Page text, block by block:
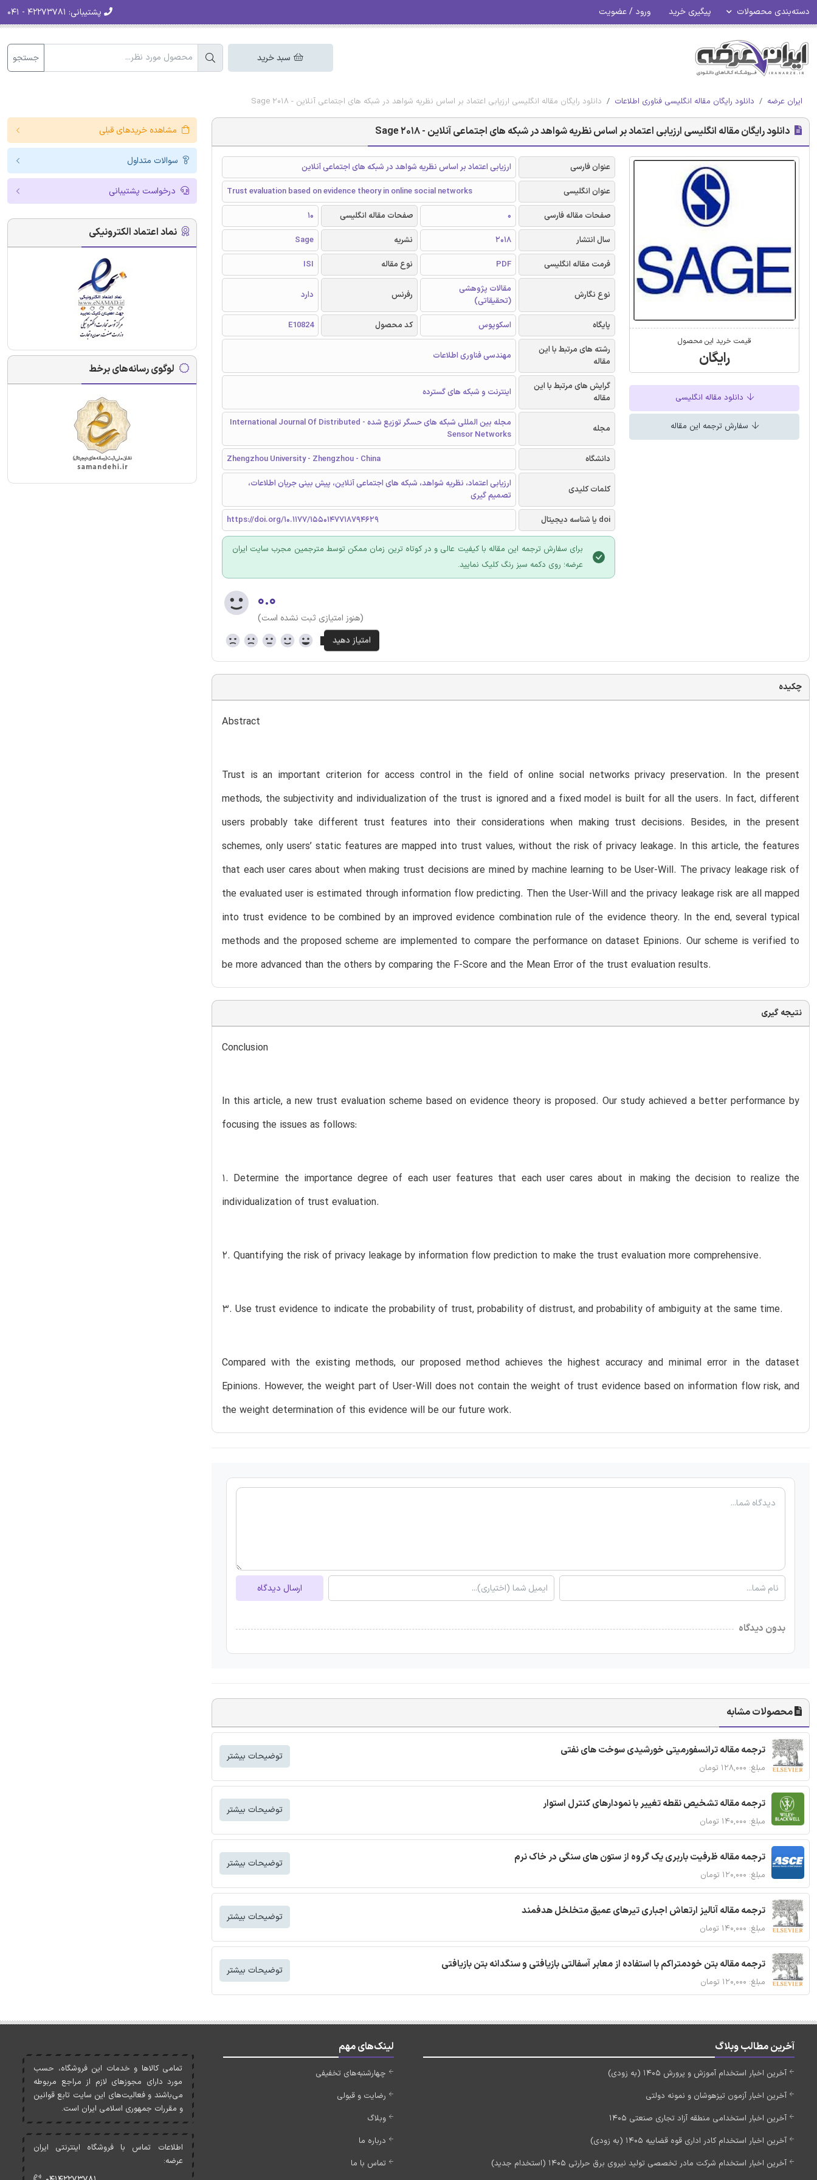
دسته‌بندی محصولات پیگیری خرید ورود / عضویت پشتیبانی:
سبد خرید جستجو
ایران عرضه دانلود رایگان مقاله انگلیسی فناوری اطلاعات دانلود رایگان مقاله انگلیسی ارزیابی اعتماد بر اساس نظریه شواهد در شبکه های اجتماعی آنلاین - Sage 2018
دانلود رایگان مقاله انگلیسی ارزیابی اعتماد بر اساس نظریه شواهد در شبکه های اجتماعی آنلاین - Sage 2018
قیمت خرید این محصول
رایگان
دانلود مقاله انگلیسی
سفارش ترجمه این مقاله
عنوان فارسی
ارزیابی اعتماد بر اساس نظریه شواهد در شبکه های اجتماعی آنلاین
عنوان انگلیسی
Trust evaluation based on evidence theory in online social networks
صفحات مقاله فارسی
0 صفحات مقاله انگلیسی
10
سال انتشار
2018 نشریه
Sage
فرمت مقاله انگلیسی
PDF نوع مقاله ISI
نوع نگارش
مقالات پژوهشی
(تحقیقاتی)
رفرنس دارد
پایگاه اسکوپوس کد محصول
E10824
رشته های مرتبط با این
مقاله
مهندسی فناوری اطلاعات
گرایش های مرتبط با این
مقاله
اینترنت و شبکه های گسترده
مجله
مجله بین المللی شبکه های حسگر توزیع شده - International Journal Of Distributed
Sensor Networks
دانشگاه
Zhengzhou University - Zhengzhou - China
کلمات کلیدی
ارزیابی اعتماد، نظریه شواهد، شبکه های اجتماعی آنلاین، پیش بینی جریان اطلاعات،
تصمیم گیری
doi یا شناسه دیجیتال
https://doi.org/10.1177/1550147718794629
برای سفارش ترجمه این مقاله با کیفیت عالی و در کوتاه ترین زمان ممکن توسط مترجمین مجرب سایت ایران
عرضه؛ روی دکمه سبز رنگ کلیک نمایید.
۰.۰
(هنوز امتیازی ثبت نشده است)
چکیده
Abstract
Trust is an important criterion for access control in the field of online social networks privacy preservation. In the present
methods, the subjectivity and individualization of the trust is ignored and a fixed model is built for all the users. In fact, different
users probably take different trust features into their considerations when making trust decisions. Besides, in the present
schemes, only users’ static features are mapped into trust values, without the risk of privacy leakage. In this article, the features
that each user cares about when making trust decisions are mined by machine learning to be User-Will. The privacy leakage risk of
the evaluated user is estimated through information flow predicting. Then the User-Will and the privacy leakage risk are all mapped
into trust evidence to be combined by an improved evidence combination rule of the evidence theory. In the end, several typical
methods and the proposed scheme are implemented to compare the performance on dataset Epinions. Our scheme is verified to
be more advanced than the others by comparing the F-Score and the Mean Error of the trust evaluation results.
نتیجه گیری
Conclusion
In this article, a new trust evaluation scheme based on evidence theory is proposed. Our study achieved a better performance by
focusing the issues as follows:
1. Determine the importance degree of each user features that each user cares about in making the decision to realize the
individualization of trust evaluation.
2. Quantifying the risk of privacy leakage by information flow prediction to make the trust evaluation more comprehensive.
3. Use trust evidence to indicate the probability of trust, probability of distrust, and probability of ambiguity at the same time.
Compared with the existing methods, our proposed method achieves the highest accuracy and minimal error in the dataset
Epinions. However, the weight part of User-Will does not contain the weight of trust evidence based on information flow risk, and
the weight determination of this evidence will be our future work.
ارسال دیدگاه
بدون دیدگاه
محصولات مشابه
ترجمه مقاله ترانسفورمیتی خورشیدی سوخت های نفتی
مبلغ: ۱۲۸,۰۰۰ تومان
توضیحات بیشتر
ترجمه مقاله تشخیص نقطه تغییر با نمودارهای کنترل استوار
مبلغ: ۱۴۰,۰۰۰ تومان
توضیحات بیشتر
ترجمه مقاله ظرفیت باربری یک گروه از ستون های سنگی در خاک نرم
مبلغ: ۱۲۰,۰۰۰ تومان
توضیحات بیشتر
ترجمه مقاله آنالیز ارتعاش اجباری تیرهای عمیق متخلخل هدفمند
مبلغ: ۱۴۰,۰۰۰ تومان
توضیحات بیشتر
ترجمه مقاله بتن خودمتراکم با استفاده از معابر آسفالتی بازیافتی و سنگدانه بتن بازیافتی
مبلغ: ۱۲۰,۰۰۰ تومان
توضیحات بیشتر
مشاهده خریدهای قبلی
سوالات متداول
درخواست پشتیبانی
نماد اعتماد الکترونیکی
لوگوی رسانه‌های برخط
آخرین مطالب وبلاگ
آخرین اخبار استخدام آموزش و پرورش 1405 (به زودی)
آخرین اخبار آزمون تیزهوشان و نمونه دولتی
آخرین اخبار استخدامی منطقه آزاد تجاری صنعتی 1405
آخرین اخبار استخدام کادر اداری قوه قضاییه 1405 (به زودی)
آخرین اخبار استخدام شرکت مادر تخصصی تولید نیروی برق حرارتی 1405 (استخدام جدید)
لینک‌های مهم
چهارشنبه‌های تخفیفی
رضایت و قبولی
وبلاگ
درباره ما
تماس با ما
تمامی کالاها و خدمات اين فروشگاه، حسب
مورد دارای مجوزهای لازم از مراجع مربوطه
می‌باشند و فعاليت‌های اين سايت تابع قوانين
و مقررات جمهوری اسلامی ايران است.
اطلاعات تماس با فروشگاه اینترنتی ایران
عرضه: